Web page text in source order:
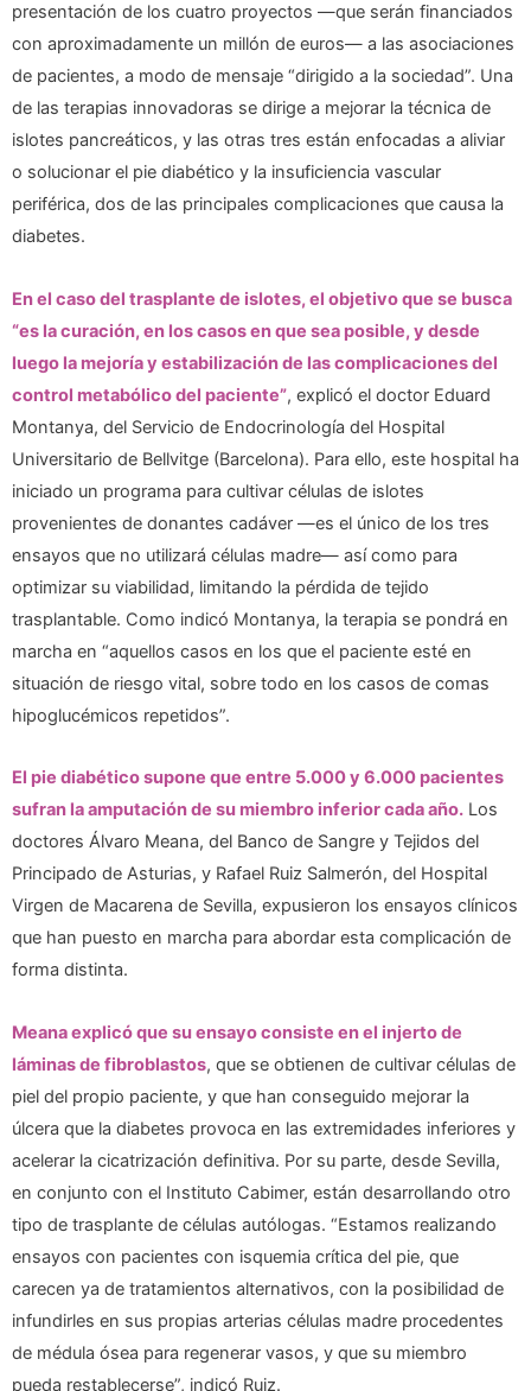
presentación de los cuatro proyectos —que serán financiados
con aproximadamente un millón de euros— a las asociaciones
de pacientes, a modo de mensaje “dirigido a la sociedad”. Una
de las terapias innovadoras se dirige a mejorar la técnica de
islotes pancreáticos, y las otras tres están enfocadas a aliviar
o solucionar el pie diabético y la insuficiencia vascular
periférica, dos de las principales complicaciones que causa la
diabetes.
En el caso del trasplante de islotes, el objetivo que se busca
“es la curación, en los casos en que sea posible, y desde
luego la mejoría y estabilización de las complicaciones del
control metabólico del paciente”, explicó el doctor Eduard
Montanya, del Servicio de Endocrinología del Hospital
Universitario de Bellvitge (Barcelona). Para ello, este hospital ha
iniciado un programa para cultivar células de islotes
provenientes de donantes cadáver —es el único de los tres
ensayos que no utilizará células madre— así como para
optimizar su viabilidad, limitando la pérdida de tejido
trasplantable. Como indicó Montanya, la terapia se pondrá en
marcha en “aquellos casos en los que el paciente esté en
situación de riesgo vital, sobre todo en los casos de comas
hipoglucémicos repetidos”.
El pie diabético supone que entre 5.000 y 6.000 pacientes
sufran la amputación de su miembro inferior cada año. Los
doctores Álvaro Meana, del Banco de Sangre y Tejidos del
Principado de Asturias, y Rafael Ruiz Salmerón, del Hospital
Virgen de Macarena de Sevilla, expusieron los ensayos clínicos
que han puesto en marcha para abordar esta complicación de
forma distinta.
Meana explicó que su ensayo consiste en el injerto de
láminas de fibroblastos, que se obtienen de cultivar células de
piel del propio paciente, y que han conseguido mejorar la
úlcera que la diabetes provoca en las extremidades inferiores y
acelerar la cicatrización definitiva. Por su parte, desde Sevilla,
en conjunto con el Instituto Cabimer, están desarrollando otro
tipo de trasplante de células autólogas. “Estamos realizando
ensayos con pacientes con isquemia crítica del pie, que
carecen ya de tratamientos alternativos, con la posibilidad de
infundirles en sus propias arterias células madre procedentes
de médula ósea para regenerar vasos, y que su miembro
pueda restablecerse”, indicó Ruiz.